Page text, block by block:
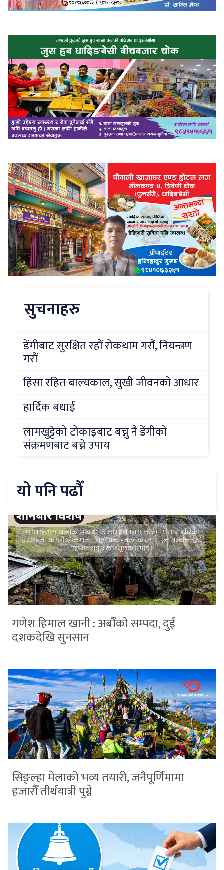
सुचनाहरु
डेंगीबाट सुरक्षित रहौं रोकथाम गरौं, नियन्त्रण
गरौं
हिंसा रहित बाल्यकाल, सुखी जीवनको आधार
हार्दिक बधाई
लामखुट्टेको टोकाइबाट बच्नु नै डेंगीको
संक्रमणबाट बच्ने उपाय
यो पनि पढौँ
गणेश हिमाल खानी : अर्बौंको सम्पदा, दुई
दशकदेखि सुनसान
सिङ्ल्हा मेलाको भव्य तयारी, जनैपूर्णिमामा
हजारौँ तीर्थयात्री पुग्ने